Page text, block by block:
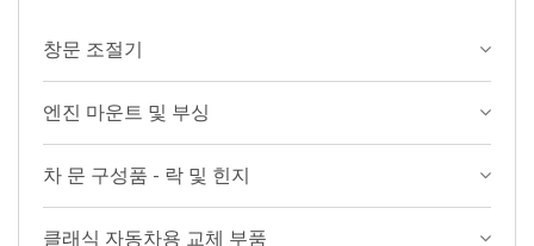
창문 조절기
엔진 마운트 및 부싱
차 문 구성품 - 락 및 힌지
클래식 자동차용 교체 부품